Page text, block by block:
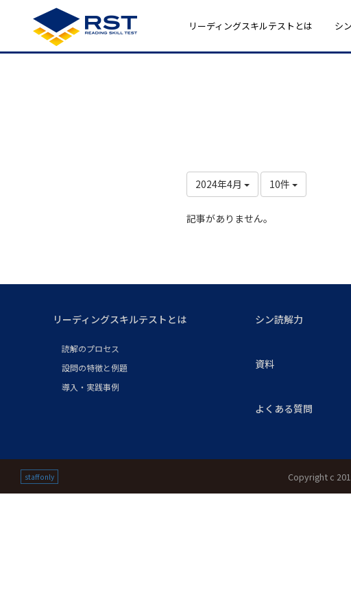
リーディングスキルテストとは シ
2024年4月 10件
記事がありません。
リーディングスキルテストとは
読解のプロセス
設問の特徴と例題
導入・実践事例
シン読解力
資料
よくある質問
staff only Copyright c